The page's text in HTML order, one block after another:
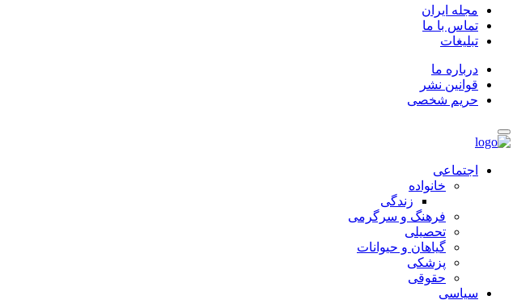
مجله ایران
تماس با ما
تبلیغات
درباره ما
قوانین نشر
حریم شخصی
اجتماعی
خانواده
زندگی
فرهنگ و سرگرمی
تحصیلی
گیاهان و حیوانات
پزشکی
حقوقی
سیاسی